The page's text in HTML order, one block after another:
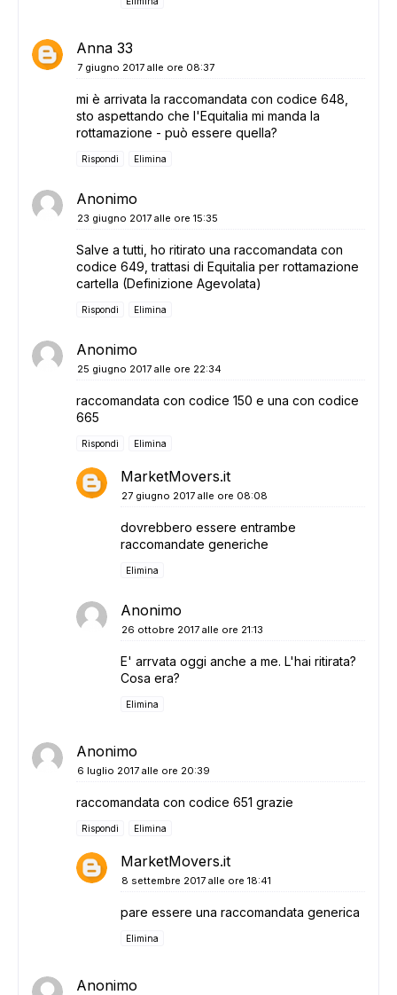
Anna 33
7 giugno 2017 alle ore 08:37
mi è arrivata la raccomandata con codice 648,
sto aspettando che l'Equitalia mi manda la
rottamazione - può essere quella?
Rispondi Elimina
Anonimo
23 giugno 2017 alle ore 15:35
Salve a tutti, ho ritirato una raccomandata con
codice 649, trattasi di Equitalia per rottamazione
cartella (Definizione Agevolata)
Rispondi Elimina
Anonimo
25 giugno 2017 alle ore 22:34
raccomandata con codice 150 e una con codice
665
Rispondi Elimina
MarketMovers.it
27 giugno 2017 alle ore 08:08
dovrebbero essere entrambe
raccomandate generiche
Elimina
Anonimo
26 ottobre 2017 alle ore 21:13
E' arrvata oggi anche a me. L'hai ritirata?
Cosa era?
Elimina
Anonimo
6 luglio 2017 alle ore 20:39
raccomandata con codice 651 grazie
Rispondi Elimina
MarketMovers.it
8 settembre 2017 alle ore 18:41
pare essere una raccomandata generica
Elimina
Anonimo